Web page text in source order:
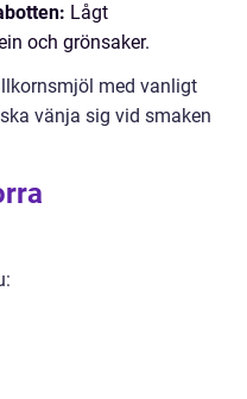
Lågt
och grönsaker.
med vanligt
vänja sig vid smaken